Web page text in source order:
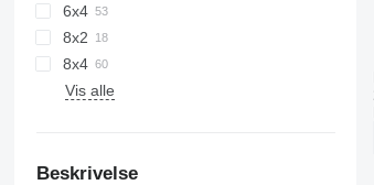
6x4
8x2
8x4
Vis alle
Beskrivelse